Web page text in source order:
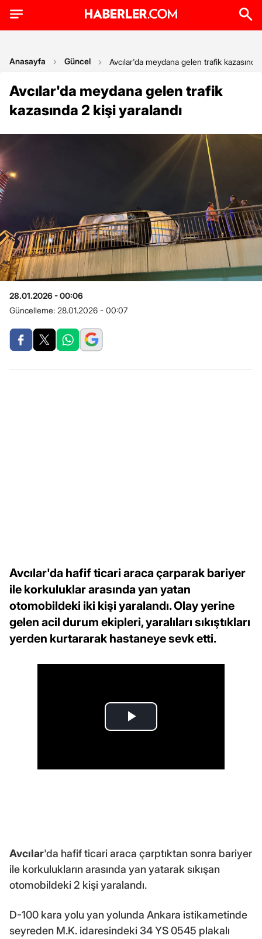
Anasayfa Güncel Avcılar'da meydana gelen trafik kazasında
Avcılar'da meydana gelen trafik
kazasında 2 kişi yaralandı
28.01.2026 - 00:06
Güncelleme: 28.01.2026 - 00:07
Avcılar'da hafif ticari araca çarparak bariyer
ile korkuluklar arasında yan yatan
otomobildeki iki kişi yaralandı. Olay yerine
gelen acil durum ekipleri, yaralıları sıkıştıkları
yerden kurtararak hastaneye sevk etti.
Avcılar'da hafif ticari araca çarptıktan sonra bariyer
ile korkulukların arasında yan yatarak sıkışan
otomobildeki 2 kişi yaralandı.
D-100 kara yolu yan yolunda Ankara istikametinde
seyreden M.K. idaresindeki 34 YS 0545 plakalı